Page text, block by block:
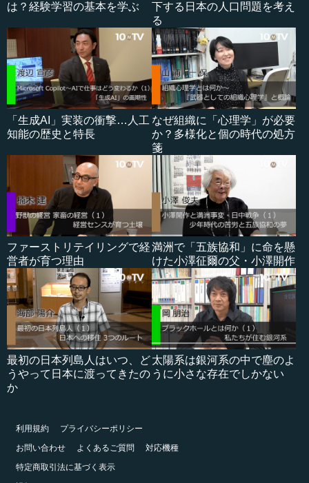
は？経験学習の基本を学ぶ
下する日本の人口問題を考え
る
「生成AI」実装の衝撃…人工
知能の歴史と特長
なぜ組織に「心理学」が必要
か？多様化と個の時代の処方
箋
ファーストリテイリングで経
営者が育つ理由
満洲で「五族協和」に命を懸
けた小澤征爾の父・小澤開作
最初の日本列島人はいつ、ど
うやって日本に渡ってきたの
か
太陽系は銀河系の中で塵のよ
うに小さな存在でしかない
利用規約
プライバシーポリシー
お問い合わせ
よくあるご質問
対応機種
特定商取引法に基づく表示